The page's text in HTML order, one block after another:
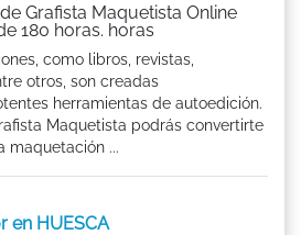
Grafista Maquetista Online
180 horas. horas
como libros, revistas,
otros, son creadas
herramientas de autoedición.
Maquetista podrás convertirte
maquetación ...
en HUESCA